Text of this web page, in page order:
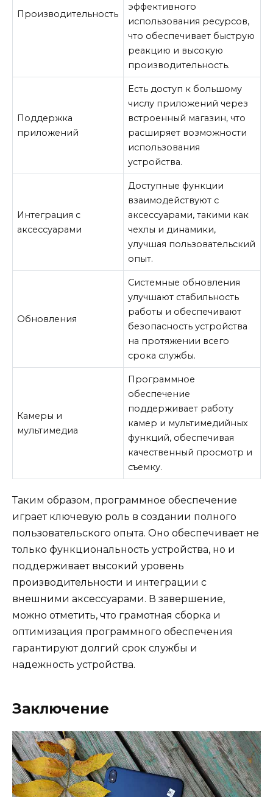
Производительность
эффективного
использования ресурсов,
что обеспечивает быструю
реакцию и высокую
производительность.
Поддержка
приложений
Есть доступ к большому
числу приложений через
встроенный магазин, что
расширяет возможности
использования
устройства.
Интеграция с
аксессуарами
Доступные функции
взаимодействуют с
аксессуарами, такими как
чехлы и динамики,
улучшая пользовательский
опыт.
Обновления
Системные обновления
улучшают стабильность
работы и обеспечивают
безопасность устройства
на протяжении всего
срока службы.
Камеры и
мультимедиа
Программное
обеспечение
поддерживает работу
камер и мультимедийных
функций, обеспечивая
качественный просмотр и
съемку.
Таким образом, программное обеспечение
играет ключевую роль в создании полного
пользовательского опыта. Оно обеспечивает не
только функциональность устройства, но и
поддерживает высокий уровень
производительности и интеграции с
внешними аксессуарами. В завершение,
можно отметить, что грамотная сборка и
оптимизация программного обеспечения
гарантируют долгий срок службы и
надежность устройства.
Заключение